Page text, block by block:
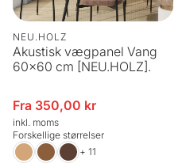
NEU.HOLZ
Akustisk vægpanel Vang
60x60 cm [NEU.HOLZ].
Udsalgspris
Fra 350,00 kr
inkl. moms
Forskellige størrelser
+ 11